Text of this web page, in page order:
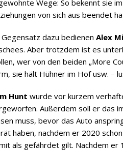
Wege: So bekennt sie
von sich aus beendet
dazu bedienen Alex
Aber trotzdem ist es
wer von den beiden „More
sie hält Hühner im Hof usw. –
Hunt wurde vor kurzem
Außerdem soll er das
muss, bevor das Auto
haben, nachdem er 2020
als gefährdet gilt. Nachdem er